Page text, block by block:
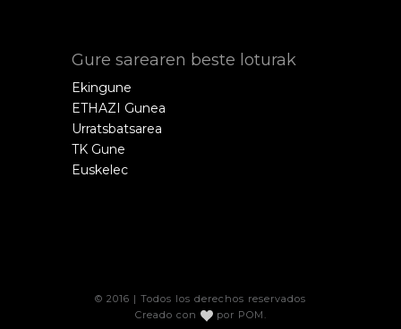
Gure sarearen beste loturak
Ekingune
ETHAZI Gunea
Urratsbatsarea
TK Gune
Euskelec
© 2016 | Todos los derechos reservados
Creado con
por POM .